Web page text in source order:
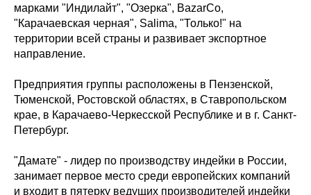
марками "Индилайт", "Озерка", BazarCo,
"Карачаевская черная", Salima, "Только!" на
территории всей страны и развивает экспортное
направление.
Предприятия группы расположены в Пензенской,
Тюменской, Ростовской областях, в Ставропольском
крае, в Карачаево-Черкесской Республике и в г. Санкт-
Петербург.
"Дамате" - лидер по производству индейки в России,
занимает первое место среди европейских компаний
и входит в пятерку ведущих производителей индейки